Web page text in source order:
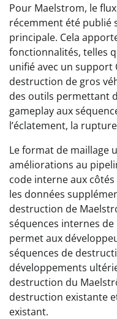
Pour Maelstrom, le
récemment été publié
principale. Cela
fonctionnalités, telles
unifié avec un
destruction de gros
des outils permettant
gameplay aux
l’éclatement, la
Le format de maillage
améliorations au
code interne aux
les données
destruction de
séquences internes
permet aux
séquences de
développements
destruction du
destruction existante
existant.